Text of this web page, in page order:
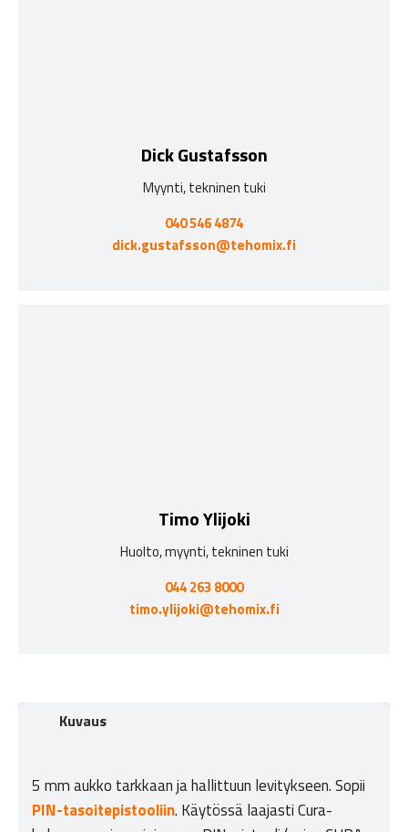
Dick Gustafsson
Myynti, tekninen tuki
040 546 4874
dick.gustafsson@tehomix.fi
Timo Ylijoki
Huolto, myynti, tekninen tuki
044 263 8000
timo.ylijoki@tehomix.fi
Kuvaus
5 mm aukko tarkkaan ja hallittuun levitykseen. Sopii
PIN-tasoitepistooliin. Käytössä laajasti Cura-